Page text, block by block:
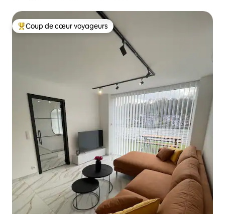
Coups de cœur voyageurs les plus appréciés
Coup de cœur voyageurs